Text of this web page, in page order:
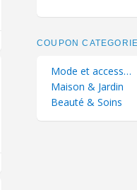
COUPON
Mode et accessoires
Maison & Jardin
Beauté & Soins